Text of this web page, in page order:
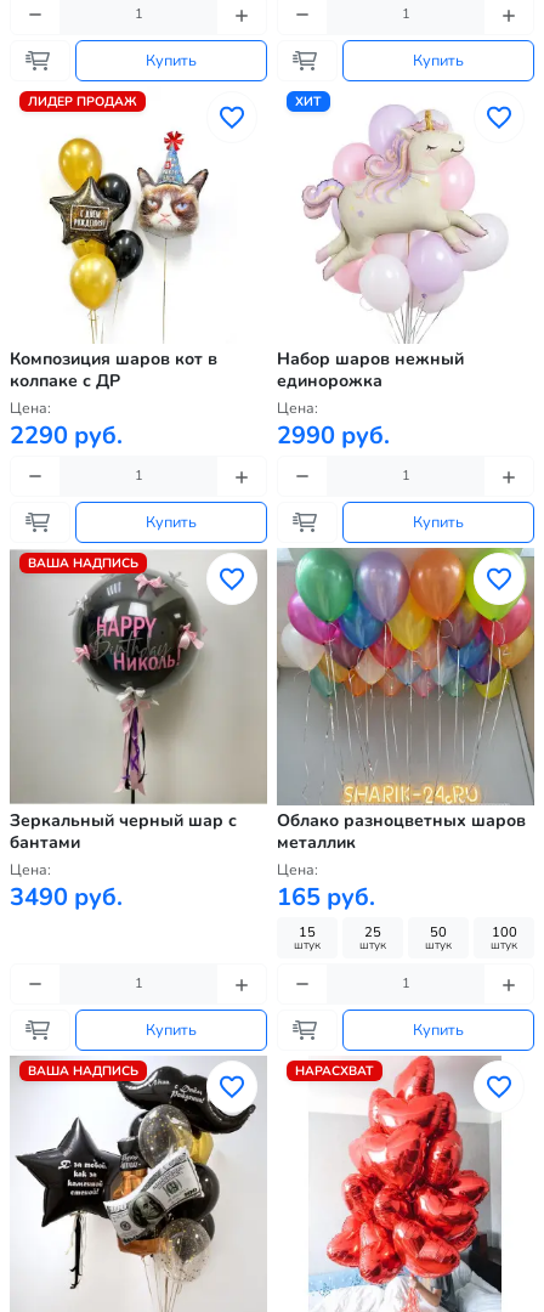
Купить Купить
ЛИДЕР ПРОДАЖ
Композиция шаров кот в
колпаке с ДР
Цена:
2290 руб.
Купить
ХИТ
Набор шаров нежный
единорожка
Цена:
2990 руб.
Купить
ВАША НАДПИСЬ
Зеркальный черный шар с
бантами
Цена:
3490 руб.
Купить
Облако разноцветных шаров
металлик
Цена:
165 руб.
15
штук
25
штук
50
штук
100
штук
Купить
ВАША НАДПИСЬ НАРАСХВАТ